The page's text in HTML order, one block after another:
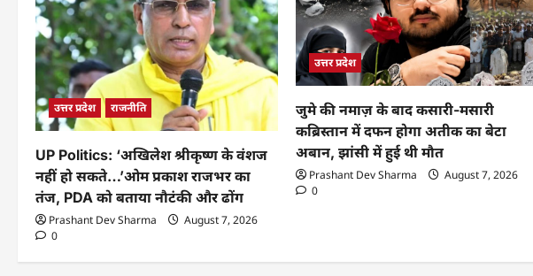
उत्तर प्रदेश राजनीति
UP Politics: ‘अखिलेश श्रीकृष्ण के वंशज
नहीं हो सकते…’ओम प्रकाश राजभर का
तंज, PDA को बताया नौटंकी और ढोंग
Prashant Dev Sharma
August 7, 2026
0
उत्तर प्रदेश
जुमे की नमाज़ के बाद कसारी-मसारी
कब्रिस्तान में दफन होगा अतीक का बेटा
अबान, झांसी में हुई थी मौत
Prashant Dev Sharma
August 7, 2026
0